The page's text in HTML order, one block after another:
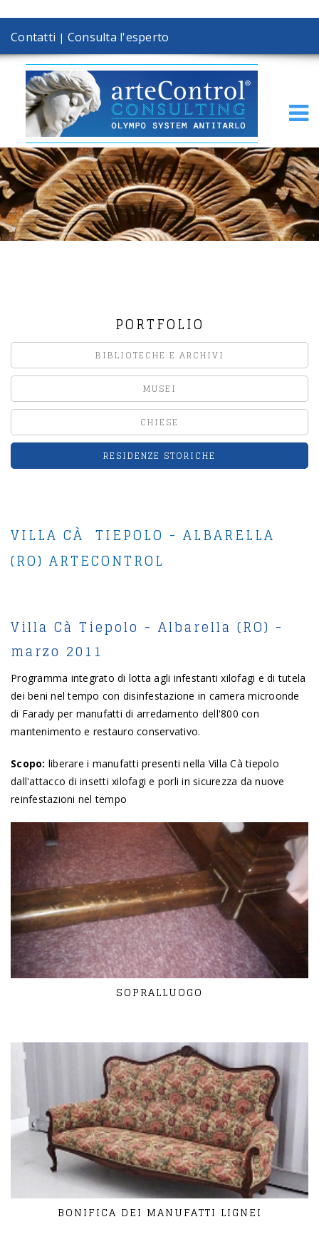
Contatti | Consulta l'esperto
PORTFOLIO
BIBLIOTECHE E ARCHIVI
MUSEI
CHIESE
RESIDENZE STORICHE
VILLA CÀ TIEPOLO - ALBARELLA
(RO) ARTECONTROL
Villa Cà Tiepolo - Albarella (RO) -
marzo 2011
Programma integrato di lotta agli infestanti xilofagi e di tutela
dei beni nel tempo con disinfestazione in camera microonde
di Farady per manufatti di arredamento dell'800 con
mantenimento e restauro conservativo.
Scopo: liberare i manufatti presenti nella Villa Cà tiepolo
dall'attacco di insetti xilofagi e porli in sicurezza da nuove
reinfestazioni nel tempo
SOPRALLUOGO
BONIFICA DEI MANUFATTI LIGNEI